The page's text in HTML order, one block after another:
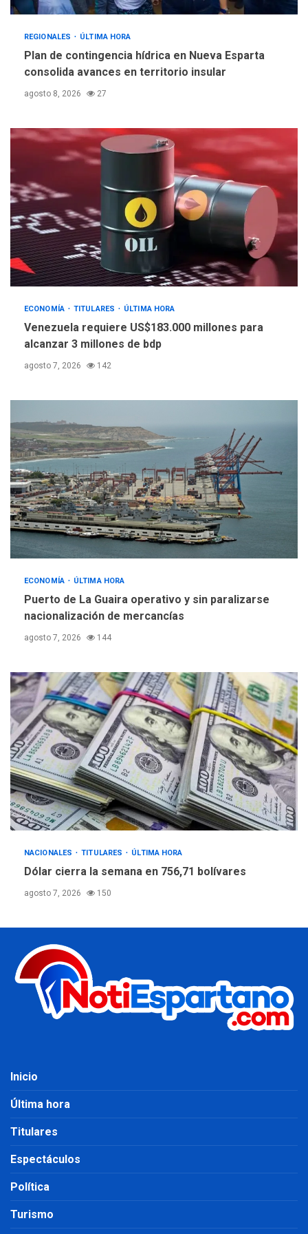
POLÍTICA
ÚLTIMA HORA
Libertad plena para jueza
REGIONALES ÚLTIMA HORA
Plan de contingencia hídrica en Nueva Esparta
consolida avances en territorio insular
agosto 8, 2026 27
ECONOMÍA TITULARES ÚLTIMA HORA
Venezuela requiere US$183.000 millones para
alcanzar 3 millones de bdp
agosto 7, 2026 142
ECONOMÍA ÚLTIMA HORA
Puerto de La Guaira operativo y sin paralizarse
nacionalización de mercancías
agosto 7, 2026 144
NACIONALES TITULARES ÚLTIMA HORA
Dólar cierra la semana en 756,71 bolívares
agosto 7, 2026 150
Inicio
Última hora
Titulares
Espectáculos
Política
Turismo